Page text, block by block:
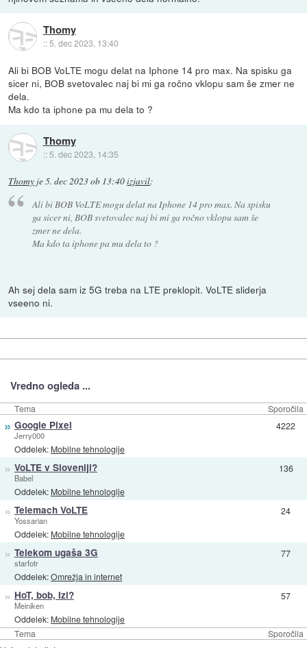
Thomy
::5. dec 2023, 13:40
Ali bi BOB VoLTE mogu delat na Iphone 14 pro max. Na spisku ga
sicer ni, BOB svetovalec naj bi mi ga ročno vklopu sam še zmer ne
dela.
Ma kdo ta iphone pa mu dela to ?
Thomy
:: 5. dec 2023, 14:35
Thomy je5. dec 2023 ob 13:40izjavil:
Ali bi BOB VoLTE mogu delat na Iphone 14 pro max. Na spisku
ga sicer ni, BOB svetovalec naj bi mi ga ročno vklopu sam še
zmer ne dela.
Ma kdo ta iphone pa mu dela to ?
Ah sej dela sam iz 5G treba na LTE preklopit. VoLTE sliderja
vseeno ni.
Vredno ogleda ...
Tema Sporočila
Tema Sporočila
» Google Pixel
Jerry000
Oddelek: Mobilne tehnologije
4222
» VoLTE v Sloveniji?
Babel
Oddelek: Mobilne tehnologije
136
» Telemach VoLTE
Yossarian
Oddelek: Mobilne tehnologije
24
» Telekom ugaša 3G
starfotr
Oddelek:Omrežja in internet
77
» HoT, bob, Izi?
Meiniken
Oddelek: Mobilne tehnologije
57